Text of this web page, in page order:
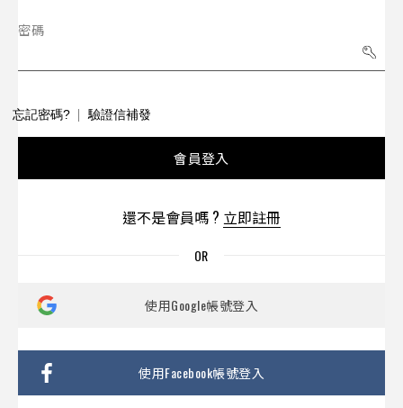
密碼
忘記密碼? 驗證信補發
會員登入
還不是會員嗎 ? 立即註冊
使用Google帳號登入
使用Facebook帳號登入